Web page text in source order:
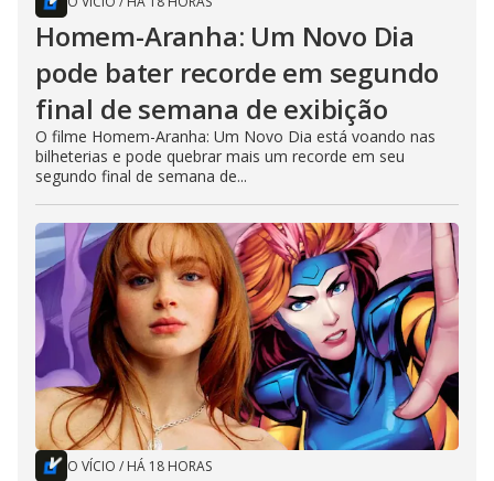
Homem-Aranha: Um Novo Dia
pode bater recorde em segundo
final de semana de exibição
O filme Homem-Aranha: Um Novo Dia está voando nas
bilheterias e pode quebrar mais um recorde em seu
segundo final de semana de...
O VÍCIO / HÁ 18 HORAS